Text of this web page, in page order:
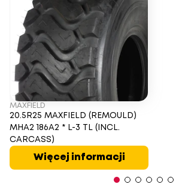
MAXFIELD
20.5R25 MAXFIELD (REMOULD)
MHA2 186A2 * L-3 TL (INCL.
CARCASS)
Więcej informacji